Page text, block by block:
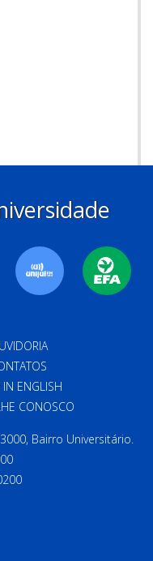
IN ENGLISH
CONOSCO
Bairro Universitário.